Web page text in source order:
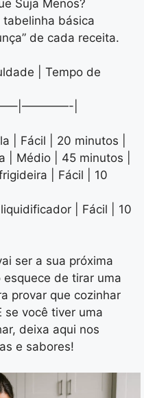
Suja Menos?
básica
de cada receita.
| Tempo de
|
| Fácil | 20 minutos |
| Médio | 45 minutos |
| Fácil | 10
| Fácil | 10
ser a sua próxima
esquece de tirar uma
provar que cozinhar
se você tiver uma
deixa aqui nos
e sabores!